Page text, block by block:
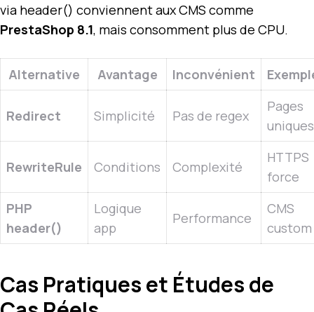
via header() conviennent aux CMS comme
PrestaShop 8.1, mais consomment plus de CPU.
Alternative Avantage Inconvénient
Redirect Simplicité Pas de regex
Pages
uniques
RewriteRule Conditions Complexité
HTTPS
force
PHP
header()
Logique
app
Performance
CMS
custom
Cas Pratiques et Études de